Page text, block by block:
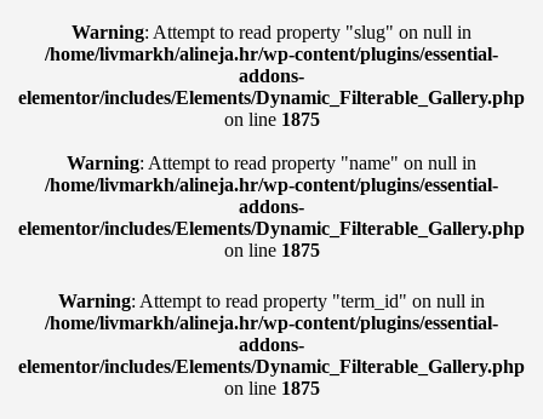
Warning: Attempt to read property "slug" on null in
/home/livmarkh/alineja.hr/wp-content/plugins/essential-
addons-
elementor/includes/Elements/Dynamic_Filterable_Gallery.php
on line 1875
Warning: Attempt to read property "name" on null in
/home/livmarkh/alineja.hr/wp-content/plugins/essential-
addons-
elementor/includes/Elements/Dynamic_Filterable_Gallery.php
on line 1875
Warning: Attempt to read property "term_id" on null in
/home/livmarkh/alineja.hr/wp-content/plugins/essential-
addons-
elementor/includes/Elements/Dynamic_Filterable_Gallery.php
on line 1875